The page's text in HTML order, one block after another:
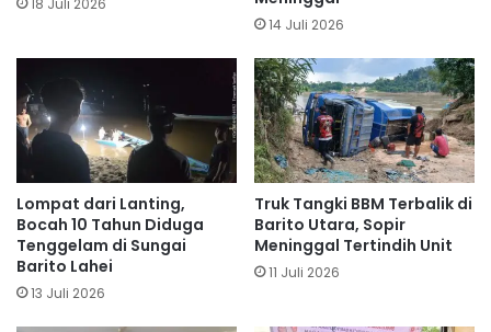
18 Juli 2026
14 Juli 2026
Lompat dari Lanting,
Bocah 10 Tahun Diduga
Tenggelam di Sungai
Barito Lahei
13 Juli 2026
Truk Tangki BBM Terbalik di
Barito Utara, Sopir
Meninggal Tertindih Unit
11 Juli 2026